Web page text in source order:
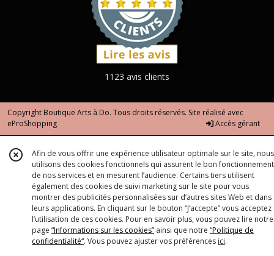
1123 avis clients
Copyright Boutique Arts à Do. Tous droits réservés. Site réalisé avec
eProShopping
Accès gérant
Afin de vous offrir une expérience utilisateur optimale sur le site, nous
utilisons des cookies fonctionnels qui assurent le bon fonctionnement
de nos services et en mesurent l’audience. Certains tiers utilisent
également des cookies de suivi marketing sur le site pour vous
montrer des publicités personnalisées sur d’autres sites Web et dans
leurs applications. En cliquant sur le bouton “J’accepte” vous acceptez
l’utilisation de ces cookies. Pour en savoir plus, vous pouvez lire notre
page “Informations sur les cookies” ainsi que notre “Politique de
confidentialité“. Vous pouvez ajuster vos préférences ici.